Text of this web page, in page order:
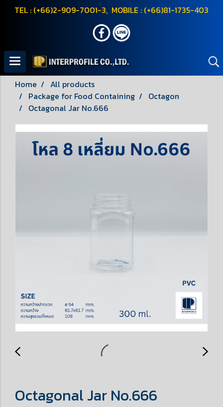
TEL : (+66)2-909-7001-3, MOBILE : (+66)81-1735-403
Home
All products
Package for Food Containing
Octagon
Octagonal Jar No.666
Octagonal Jar No.666